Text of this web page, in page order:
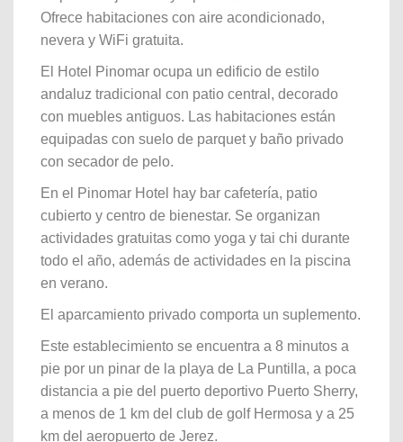
Ofrece habitaciones con aire acondicionado,
nevera y WiFi gratuita.
El Hotel Pinomar ocupa un edificio de estilo
andaluz tradicional con patio central, decorado
con muebles antiguos. Las habitaciones están
equipadas con suelo de parquet y baño privado
con secador de pelo.
En el Pinomar Hotel hay bar cafetería, patio
cubierto y centro de bienestar. Se organizan
actividades gratuitas como yoga y tai chi durante
todo el año, además de actividades en la piscina
en verano.
El aparcamiento privado comporta un suplemento.
Este establecimiento se encuentra a 8 minutos a
pie por un pinar de la playa de La Puntilla, a poca
distancia a pie del puerto deportivo Puerto Sherry,
a menos de 1 km del club de golf Hermosa y a 25
km del aeropuerto de Jerez.